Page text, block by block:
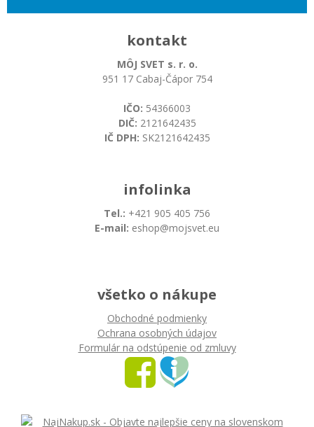
kontakt
MÔJ SVET s. r. o.
951 17 Cabaj-Čápor 754
IČO: 54366003
DIČ: 2121642435
IČ DPH: SK2121642435
infolinka
Tel.: +421 905 405 756
E-mail: eshop@mojsvet.eu
všetko o nákupe
Obchodné podmienky
Ochrana osobných údajov
Formulár na odstúpenie od zmluvy